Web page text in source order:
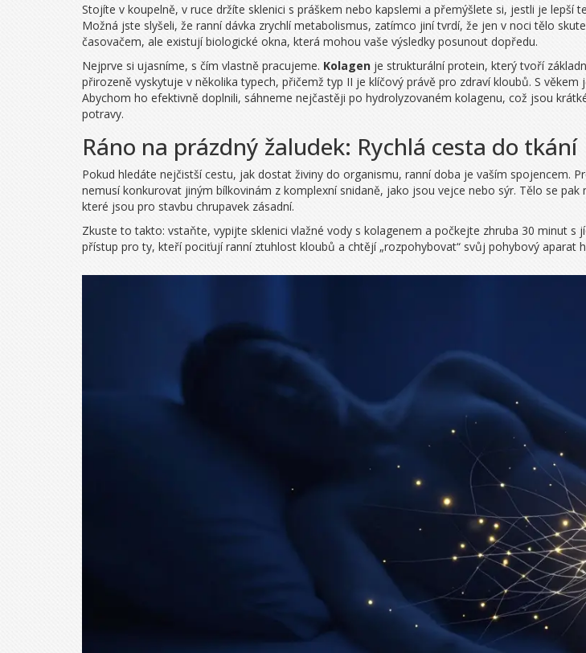
Stojíte v koupelně, v ruce držíte sklenici s práškem nebo kapslemi a přemýšlete si, jestli je lepší
Možná jste slyšeli, že ranní dávka zrychlí metabolismus, zatímco jiní tvrdí, že jen v noci tělo
časovačem, ale existují biologické okna, která mohou vaše výsledky posunout dopředu.
Nejprve si ujasníme, s čím vlastně pracujeme. Kolagen je strukturální protein, který tvoří
přirozeně vyskytuje v několika typech, přičemž typ II je klíčový právě pro zdraví kloubů. S
Abychom ho efektivně doplnili, sáhneme nejčastěji po hydrolyzovaném kolagenu, což jsou
potravy.
Ráno na prázdný žaludek: Rychlá cesta do tkání
Pokud hledáte nejčistší cestu, jak dostat živiny do organismu, ranní doba je vaším spojencem.
nemusí konkurovat jiným bílkovinám z komplexní snidaně, jako jsou vejce nebo sýr. Tělo se
které jsou pro stavbu chrupavek zásadní.
Zkuste to takto: vstaňte, vypijte sklenici vlažné vody s kolagenem a počkejte zhruba 30 minut
přístup pro ty, kteří pociťují ranní ztuhlost kloubů a chtějí „rozpohybovat“ svůj pohybový aparat